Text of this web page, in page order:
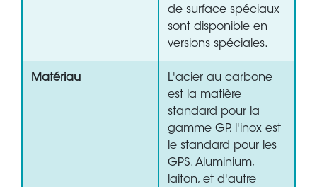
de surface spéciaux
sont disponible en
versions spéciales.
Matériau
L'acier au carbone
est la matière
standard pour la
gamme GP, l'inox est
le standard pour les
GPS. Aluminium,
laiton, et d'autre